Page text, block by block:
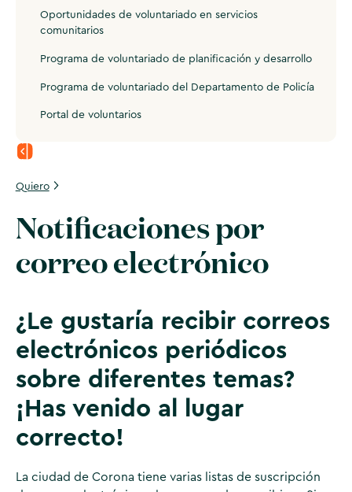
Oportunidades de voluntariado en servicios
comunitarios
Programa de voluntariado de planificación y desarrollo
Programa de voluntariado del Departamento de Policía
Portal de voluntarios
Quiero
Notificaciones por
correo electrónico
¿Le gustaría recibir correos
electrónicos periódicos
sobre diferentes temas?
¡Has venido al lugar
correcto!
La ciudad de Corona tiene varias listas de suscripción